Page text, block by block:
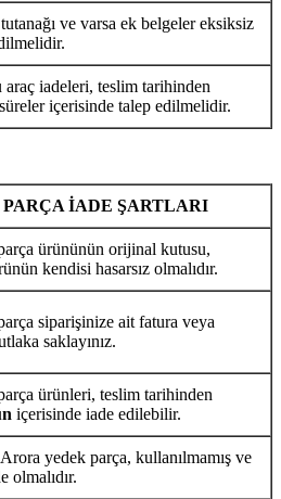
ve varsa ek belgeler eksiksiz
iadeleri, teslim tarihinden
içerisinde talep edilmelidir.
İADE ŞARTLARI
ürününün orijinal kutusu,
kendisi hasarsız olmalıdır.
siparişinize ait fatura veya
saklayınız.
ürünleri, teslim tarihinden
içerisinde iade edilebilir.
yedek parça, kullanılmamış ve
olmalıdır.